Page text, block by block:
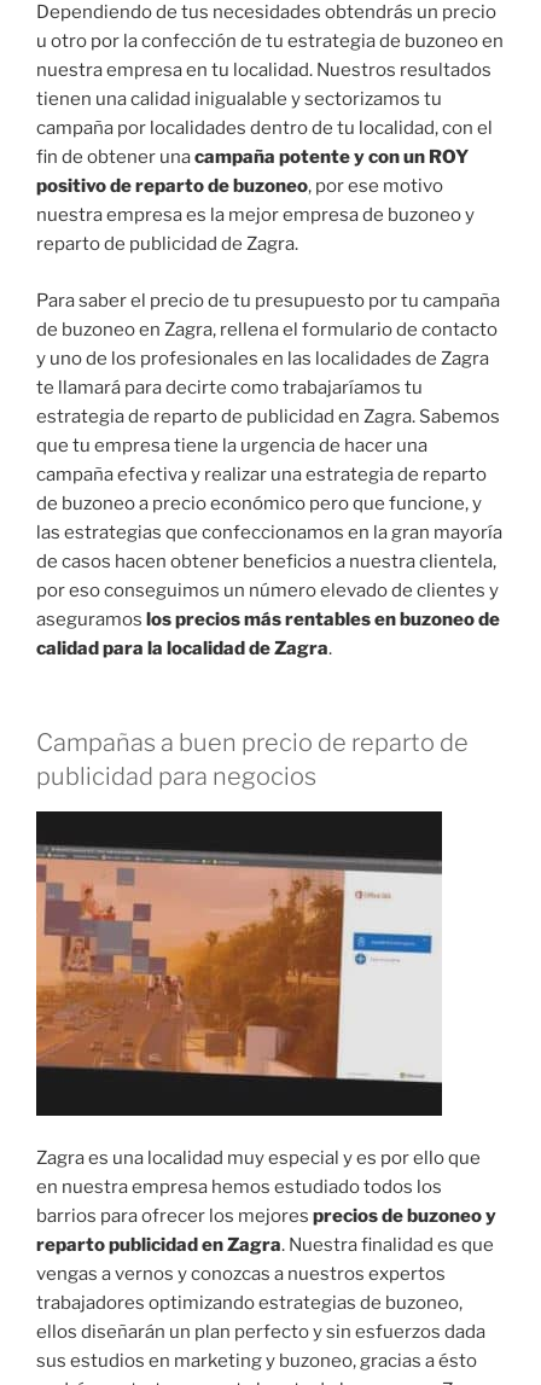
Dependiendo de tus necesidades obtendrás un precio
u otro por la confección de tu estrategia de buzoneo en
nuestra empresa en tu localidad. Nuestros resultados
tienen una calidad inigualable y sectorizamos tu
campaña por localidades dentro de tu localidad, con el
fin de obtener unacampaña potente y con un ROY
positivo de reparto de buzoneo, por ese motivo
nuestra empresa es la mejor empresa de buzoneo y
reparto de publicidad de Zagra.
Para saber el precio de tu presupuesto por tu campaña
de buzoneo en Zagra, rellena el formulario de contacto
y uno de los profesionales en las localidades de Zagra
te llamará para decirte como trabajaríamos tu
estrategia de reparto de publicidad en Zagra. Sabemos
que tu empresa tiene la urgencia de hacer una
campaña efectiva y realizar una estrategia de reparto
de buzoneo a precio económico pero que funcione, y
las estrategias que confeccionamos en la gran mayoría
de casos hacen obtener beneficios a nuestra clientela,
por eso conseguimos un número elevado de clientes y
aseguramos los precios más rentables en buzoneo de
calidad para la localidad de Zagra.
Campañas a buen precio de reparto de
publicidad para negocios
Zagra es una localidad muy especial y es por ello que
en nuestra empresa hemos estudiado todos los
barrios para ofrecer los mejores precios de buzoneo y
reparto publicidad en Zagra. Nuestra finalidad es que
vengas a vernos y conozcas a nuestros expertos
trabajadores optimizando estrategias de buzoneo,
ellos diseñarán un plan perfecto y sin esfuerzos dada
sus estudios en marketing y buzoneo, gracias a ésto